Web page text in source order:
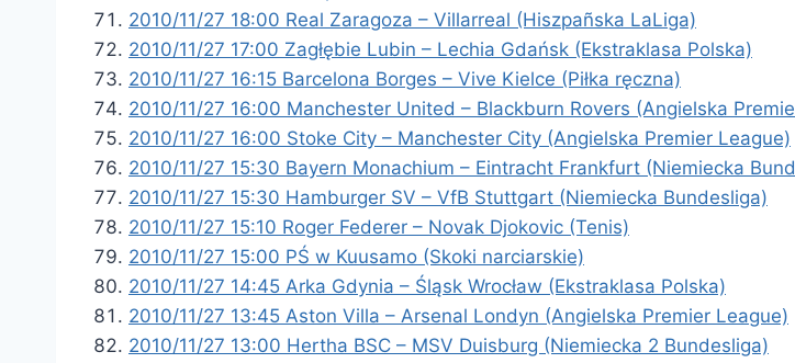
2010/11/27 18:00 Real Zaragoza – Villarreal (Hiszpañska LaLiga)
2010/11/27 17:00 Zagłębie Lubin – Lechia Gdańsk (Ekstraklasa Polska)
2010/11/27 16:15 Barcelona Borges – Vive Kielce (Piłka ręczna)
2010/11/27 16:00 Manchester United – Blackburn Rovers (Angielska
2010/11/27 16:00 Stoke City – Manchester City (Angielska Premier League)
2010/11/27 15:30 Bayern Monachium – Eintracht Frankfurt (Niemiecka
2010/11/27 15:30 Hamburger SV – VfB Stuttgart (Niemiecka Bundesliga)
2010/11/27 15:10 Roger Federer – Novak Djokovic (Tenis)
2010/11/27 15:00 PŚ w Kuusamo (Skoki narciarskie)
2010/11/27 14:45 Arka Gdynia – Śląsk Wrocław (Ekstraklasa Polska)
2010/11/27 13:45 Aston Villa – Arsenal Londyn (Angielska Premier League)
2010/11/27 13:00 Hertha BSC – MSV Duisburg (Niemiecka 2 Bundesliga)